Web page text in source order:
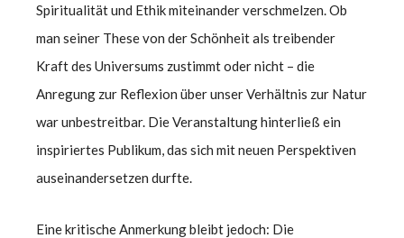
Spiritualität und Ethik miteinander verschmelzen. Ob
man seiner These von der Schönheit als treibender
Kraft des Universums zustimmt oder nicht – die
Anregung zur Reflexion über unser Verhältnis zur Natur
war unbestreitbar. Die Veranstaltung hinterließ ein
inspiriertes Publikum, das sich mit neuen Perspektiven
auseinandersetzen durfte.
Eine kritische Anmerkung bleibt jedoch: Die